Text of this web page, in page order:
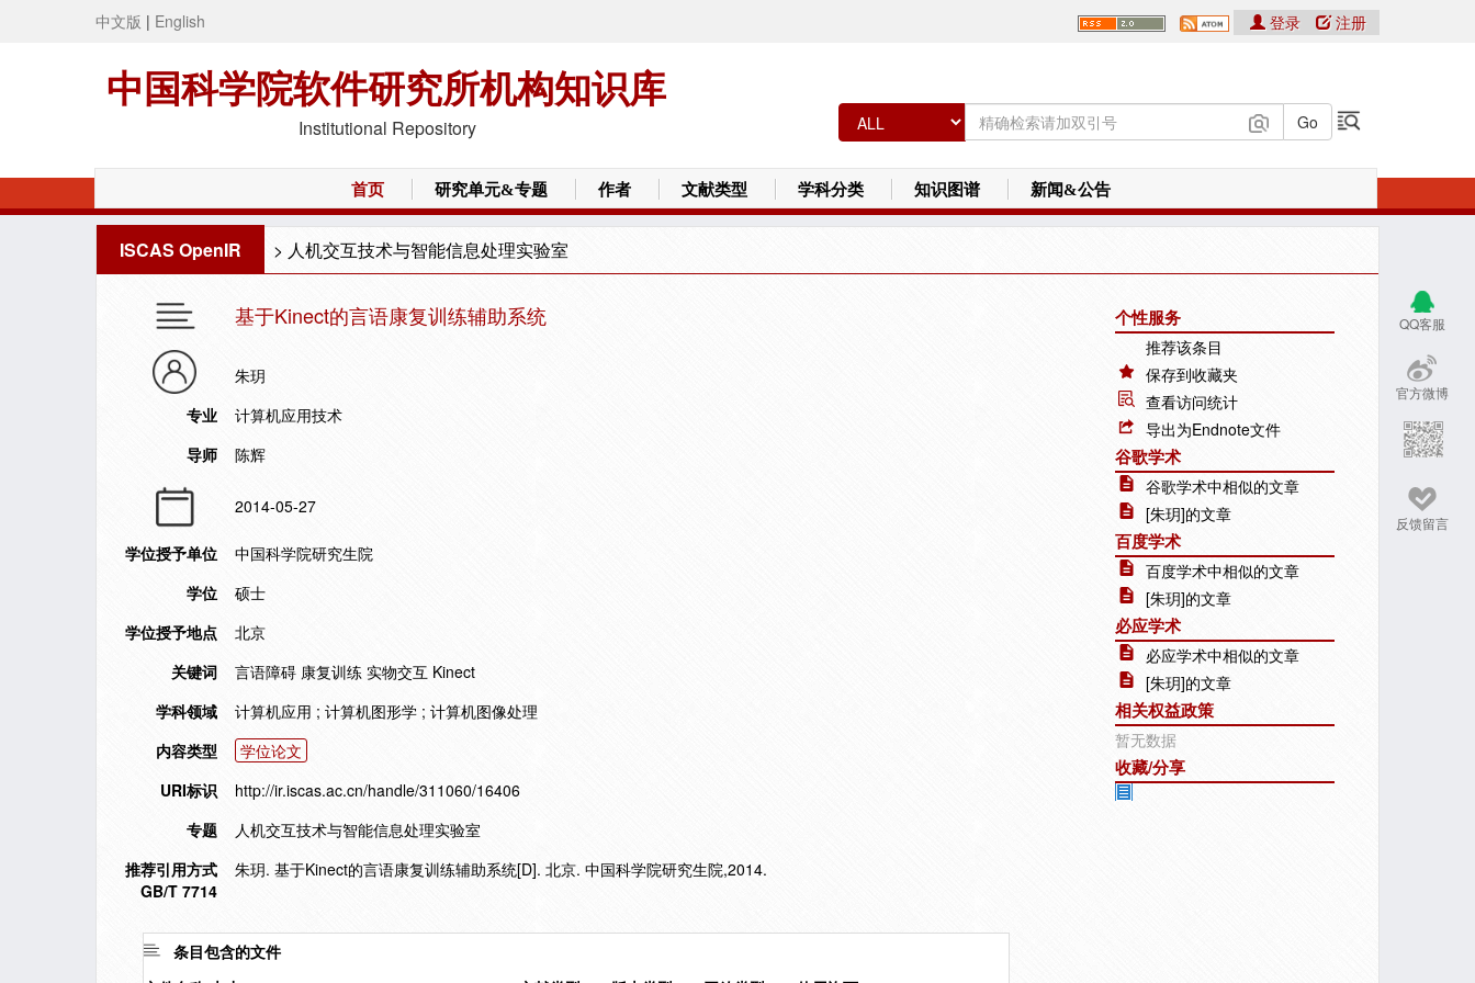
中文版 | English
中国科学院软件研究所机构知识库
Institutional Repository
登录 注册
首页 研究单元&专题 作者 文献类型 学科分类 知识图谱 新闻&公告
ISCAS OpenIR > 人机交互技术与智能信息处理实验室
QQ客服
官方微博
反馈留言
基于Kinect的言语康复训练辅助系统
朱玥
专业
计算机应用技术
导师
陈辉
2014-05-27
学位授予单位
中国科学院研究生院
学位
硕士
学位授予地点
北京
关键词
言语障碍 康复训练 实物交互 Kinect
学科领域
计算机应用 ; 计算机图形学 ; 计算机图像处理
内容类型
学位论文
URI标识
http://ir.iscas.ac.cn/handle/311060/16406
专题
人机交互技术与智能信息处理实验室
推荐引用方式
GB/T 7714
朱玥. 基于Kinect的言语康复训练辅助系统[D]. 北京. 中国科学院研究生院,2014.
条目包含的文件
个性服务
推荐该条目
保存到收藏夹
查看访问统计
导出为Endnote文件
谷歌学术
谷歌学术中相似的文章
[朱玥]的文章
百度学术
百度学术中相似的文章
[朱玥]的文章
必应学术
必应学术中相似的文章
[朱玥]的文章
相关权益政策
暂无数据
收藏/分享